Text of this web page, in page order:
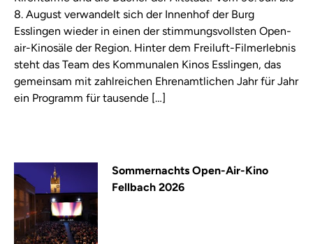
8. August verwandelt sich der Innenhof der Burg
Esslingen wieder in einen der stimmungsvollsten Open-
air-Kinosäle der Region. Hinter dem Freiluft-Filmerlebnis
steht das Team des Kommunalen Kinos Esslingen, das
gemeinsam mit zahlreichen Ehrenamtlichen Jahr für Jahr
ein Programm für tausende […]
Sommernachts Open-Air-Kino
Fellbach 2026